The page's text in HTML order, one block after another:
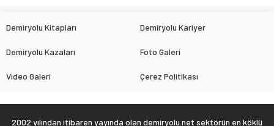
Demiryolu Kitapları Demiryolu Kariyer
Demiryolu Kazaları Foto Galeri
Video Galeri Çerez Politikası
2002 yılından itibaren yayında olan demiryolu.net sektörün en köklü